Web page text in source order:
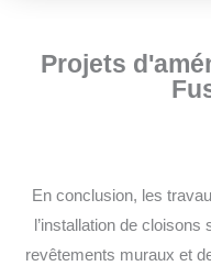
Projets
En conclusion, les
l’installation de
revêtements muraux et